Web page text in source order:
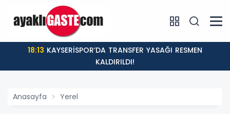
18:13
KALDIRILDI!
Anasayfa Yerel